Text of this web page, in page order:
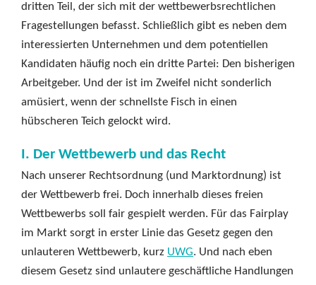
dritten Teil, der sich mit der wettbewerbsrechtlichen
Fragestellungen befasst. Schließlich gibt es neben dem
interessierten Unternehmen und dem potentiellen
Kandidaten häufig noch ein dritte Partei: Den bisherigen
Arbeitgeber. Und der ist im Zweifel nicht sonderlich
amüsiert, wenn der schnellste Fisch in einen
hübscheren Teich gelockt wird.
I. Der Wettbewerb und das Recht
Nach unserer Rechtsordnung (und Marktordnung) ist
der Wettbewerb frei. Doch innerhalb dieses freien
Wettbewerbs soll fair gespielt werden. Für das Fairplay
im Markt sorgt in erster Linie das Gesetz gegen den
unlauteren Wettbewerb, kurz UWG. Und nach eben
diesem Gesetz sind unlautere geschäftliche Handlungen